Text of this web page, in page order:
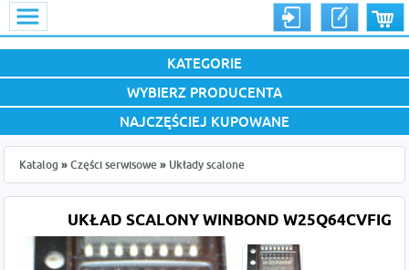
KATEGORIE
WYBIERZ PRODUCENTA
NAJCZĘŚCIEJ KUPOWANE
Katalog » Części serwisowe » Układy scalone
UKŁAD SCALONY WINBOND W25Q64CVFIG